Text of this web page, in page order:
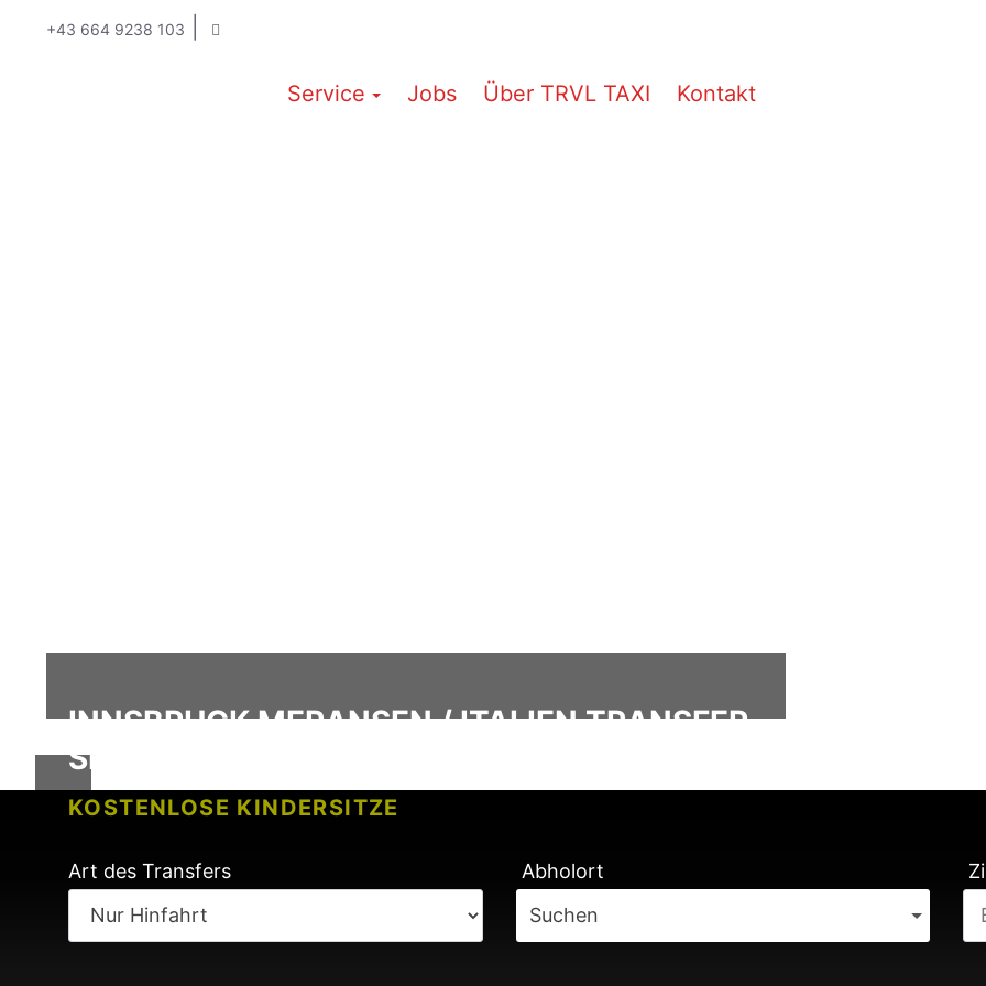
+43 664 9238 103
Service Jobs Über TRVL TAXI Kontakt
KOSTENLOSE KINDERSITZE
KEINE GEBÜHREN BEI FLUGVERSPÄTUNG
Art des Transfers
Abholort
Suchen
INNSBRUCK MERANSEN / ITALIEN TRANSFER
SERVICE